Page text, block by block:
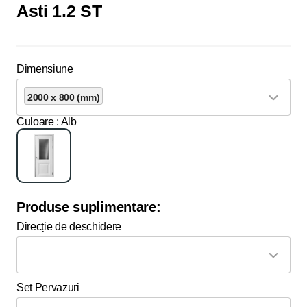
Asti 1.2 ST
Dimensiune
2000 x 800 (mm)
Culoare : Alb
Produse suplimentare:
Direcție de deschidere
Set Pervazuri